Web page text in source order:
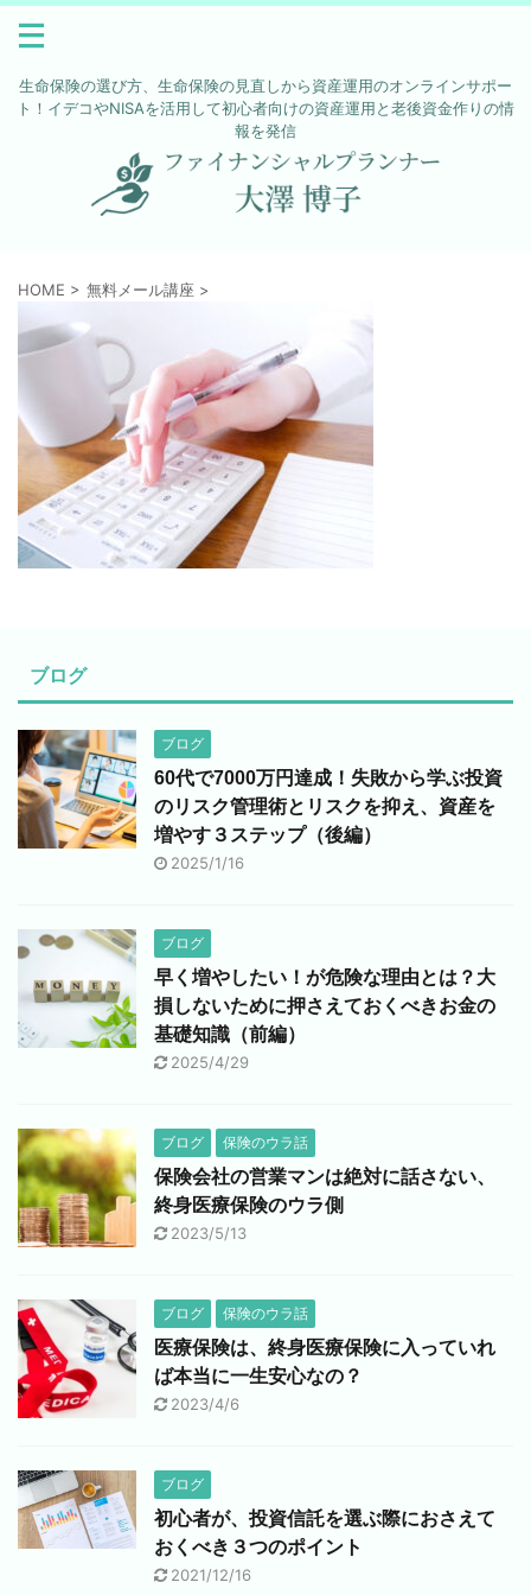
生命保険の選び方、生命保険の見直しから資産運用のオンラインサポー
ト！イデコやNISAを活用して初心者向けの資産運用と老後資金作りの情
報を発信
HOME > 無料メール講座 >
ブログ
ブログ
60代で7000万円達成！失敗から学ぶ投資
のリスク管理術とリスクを抑え、資産を
増やす３ステップ（後編）
2025/1/16
ブログ
早く増やしたい！が危険な理由とは？大
損しないために押さえておくべきお金の
基礎知識（前編）
2025/4/29
ブログ 保険のウラ話
保険会社の営業マンは絶対に話さない、
終身医療保険のウラ側
2023/5/13
ブログ 保険のウラ話
医療保険は、終身医療保険に入っていれ
ば本当に一生安心なの？
2023/4/6
ブログ
初心者が、投資信託を選ぶ際におさえて
おくべき３つのポイント
2021/12/16